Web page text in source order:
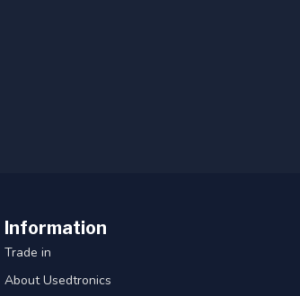
Information
Trade in
About Usedtronics